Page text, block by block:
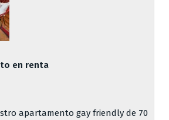
en renta
apartamento gay friendly de 70